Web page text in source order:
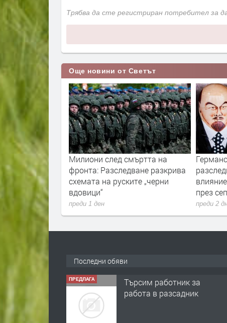
Трябва да сте регистриран потребител за
Още новини от Светът
с пожарите
vs.
Милиони след смъртта на
фронта: Разследване разкрива
схемата на руските „черни
вдовици“
преди 1 ден
през
преди 2
Последни обяви
ПРЕДЛАГА
Търсим работник за
работа в разсадник